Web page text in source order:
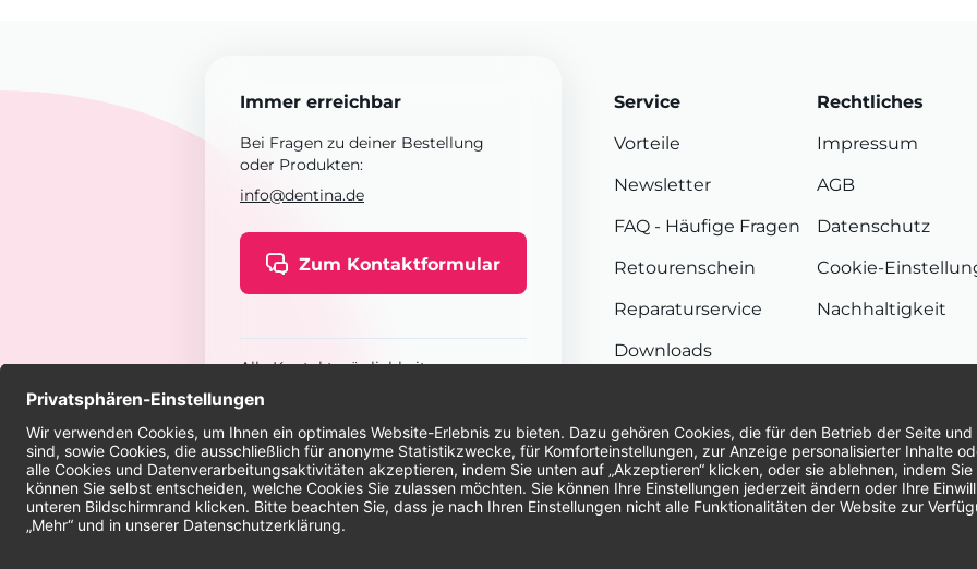
Immer erreichbar
Bei Fragen zu deiner Bestellung
oder Produkten:
info@dentina.de
Zum Kontaktformular
Alle Kontaktmöglichkeiten
Service
Vorteile
Newsletter
FAQ - Häufige Fragen
Retourenschein
Reparaturservice
Downloads
Rechtliches
Impressum
AGB
Datenschutz
Cookie-
Nachhaltigkeit